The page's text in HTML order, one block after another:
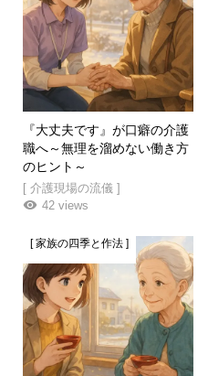
『大丈夫です』が口癖の介護
職へ～無理を溜めない働き方
のヒント～
[ 介護現場の流儀 ]
42 views
[ 家族の四季と作法 ]